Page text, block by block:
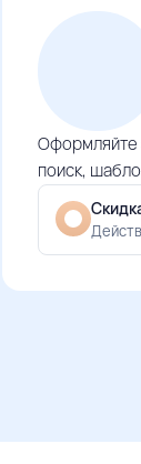
Оформляйте
поиск,